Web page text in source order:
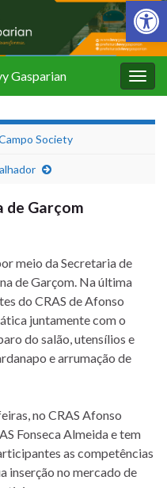
Barra de
Gasparian
Society
Garçom
meio da Secretaria de
de Garçom. Na última
do CRAS de Afonso
juntamente com o
do salão, utensílios e
e arrumação de
no CRAS Afonso
Fonseca Almeida e tem
as competências
inserção no mercado de